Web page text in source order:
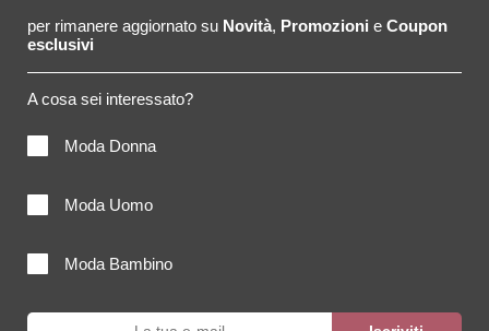
per rimanere aggiornato su Novità, Promozioni e Coupon
esclusivi
A cosa sei interessato?
Moda Donna
Moda Uomo
Moda Bambino